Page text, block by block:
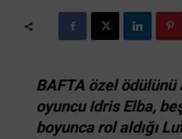
BAFTA özel
oyuncu Idris Elba,
boyunca rol aldığı